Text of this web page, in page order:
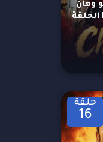
وهان
Legend of Chu and Han الحلقة
حلقة
16